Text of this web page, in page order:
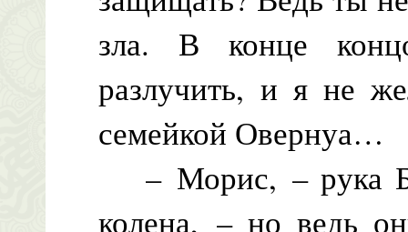
зла. В конце
разлучить, и я не
семейкой Овернуа…
– Морис, – рука
колена, – но ведь